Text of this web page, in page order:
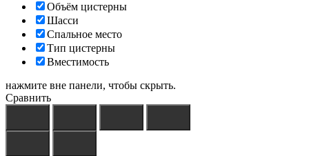
Объём цистерны
Шасси
Спальное место
Тип цистерны
Вместимость
нажмите вне панели, чтобы скрыть.
Сравнить